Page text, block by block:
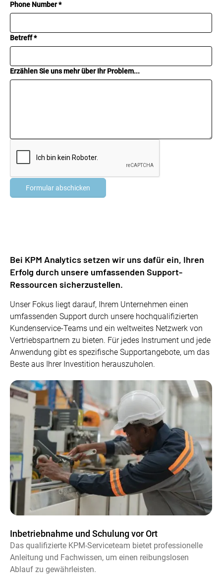
Bei KPM Analytics setzen wir uns dafür ein, Ihren
Erfolg durch unsere umfassenden Support-
Ressourcen sicherzustellen.
Unser Fokus liegt darauf, Ihrem Unternehmen einen
umfassenden Support durch unsere hochqualifizierten
Kundenservice-Teams und ein weltweites Netzwerk von
Vertriebspartnern zu bieten. Für jedes Instrument und jede
Anwendung gibt es spezifische Supportangebote, um das
Beste aus Ihrer Investition herauszuholen.
Das qualifizierte KPM-Serviceteam bietet professionelle
Anleitung und Fachwissen, um einen reibungslosen
Ablauf zu gewährleisten.
Inbetriebnahme und Schulung vor Ort
Phone Number *
Betreff *
Erzählen Sie uns mehr über Ihr Problem...